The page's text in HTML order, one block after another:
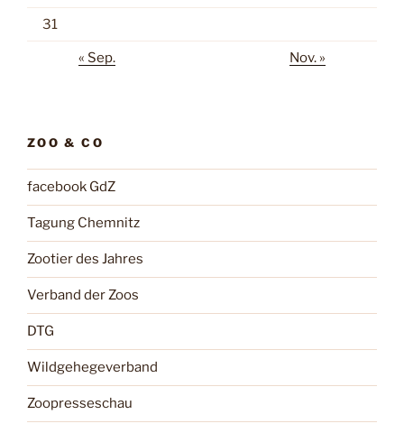
31
« Sep. Nov. »
ZOO & CO
facebook GdZ
Tagung Chemnitz
Zootier des Jahres
Verband der Zoos
DTG
Wildgehegeverband
Zoopresseschau